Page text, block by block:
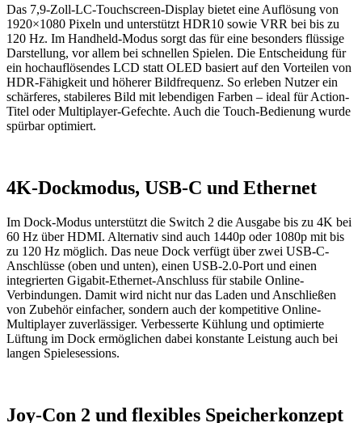
Das 7,9-Zoll-LC-Touchscreen-Display bietet eine Auflösung von
1920×1080 Pixeln und unterstützt HDR10 sowie VRR bei bis zu
120 Hz. Im Handheld-Modus sorgt das für eine besonders flüssige
Darstellung, vor allem bei schnellen Spielen. Die Entscheidung für
ein hochauflösendes LCD statt OLED basiert auf den Vorteilen von
HDR-Fähigkeit und höherer Bildfrequenz. So erleben Nutzer ein
schärferes, stabileres Bild mit lebendigen Farben – ideal für Action-
Titel oder Multiplayer-Gefechte. Auch die Touch-Bedienung wurde
spürbar optimiert.
4K-Dockmodus, USB-C und Ethernet
Im Dock-Modus unterstützt die Switch 2 die Ausgabe bis zu 4K bei
60 Hz über HDMI. Alternativ sind auch 1440p oder 1080p mit bis
zu 120 Hz möglich. Das neue Dock verfügt über zwei USB-C-
Anschlüsse (oben und unten), einen USB-2.0-Port und einen
integrierten Gigabit-Ethernet-Anschluss für stabile Online-
Verbindungen. Damit wird nicht nur das Laden und Anschließen
von Zubehör einfacher, sondern auch der kompetitive Online-
Multiplayer zuverlässiger. Verbesserte Kühlung und optimierte
Lüftung im Dock ermöglichen dabei konstante Leistung auch bei
langen Spielesessions.
Joy-Con 2 und flexibles Speicherkonzept